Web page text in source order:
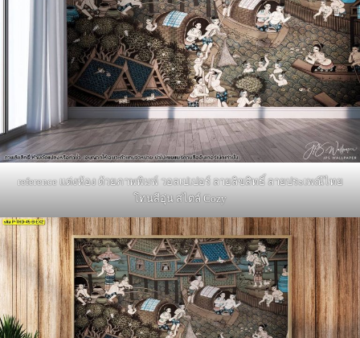
reference แต่งห้อง ด้วยภาพพิมพ์ วอลเปเปอร์ ลายลิขสิทธิ์ ลายประเพณีไทย
โทนสีอุ่น สไตล์ Cozy